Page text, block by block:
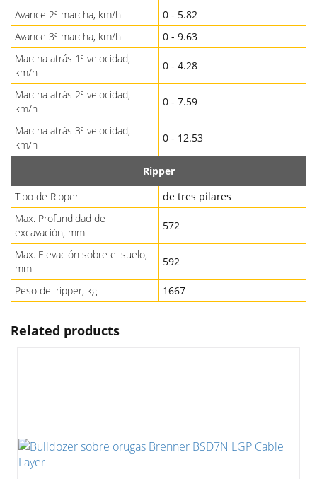
Avance 2ª marcha, km/h
0 - 5.82
Avance 3ª marcha, km/h
0 - 9.63
Marcha atrás 1ª velocidad,
km/h
0 - 4.28
Marcha atrás 2ª velocidad,
km/h
0 - 7.59
Marcha atrás 3ª velocidad,
km/h
0 - 12.53
Ripper
Tipo de Ripper
de tres pilares
Max. Profundidad de
excavación, mm
572
Max. Elevación sobre el suelo,
mm
592
Peso del ripper, kg 1667
Related products